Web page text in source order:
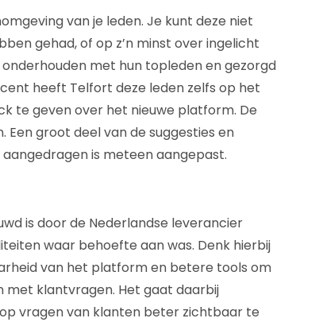
van je leden. Je kunt deze niet
gehad, of op z’n minst over ingelicht
met hun topleden en gezorgd
heeft Telfort deze leden zelfs op het
te geven over het nieuwe platform. De
groot deel van de suggesties en
aangedragen is meteen aangepast.
is door de Nederlandse leverancier
waar behoefte aan was. Denk hierbij
van het platform en betere tools om
met klantvragen. Het gaat daarbij
vragen van klanten beter zichtbaar te